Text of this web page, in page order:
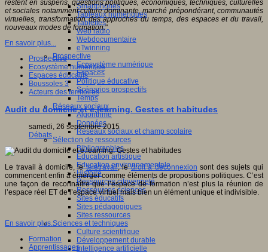
Smartphones
Tableaux numériques
Tablettes
Web radio
Webdocumentaire
eTwinning
Prospective
Ecosystème numérique
Espaces
Politique éducative
Scénarios prospectifs
Temps
Réseaux sociaux
Algorithme
Données
Réseaux sociaux et champ scolaire
Sélection de ressources
Bibliographies
Education artistique
Education environnementale
Histoire
Ressources citoyenneté
Ressources sciences
Sites éducatifs
Sites pédagogiques
Sites ressources
Sciences et techniques
Culture scientifique
Développement durable
Intelligence artificielle
restent en suspens, questions politiques, économiques, techniques, culturelles
et sociales notamment culture dominante, marché prépondérant, communautés
virtuelles, transformation des approches du temps, des espaces et du travail,
nouveaux modes de formation."
En savoir plus...
Prospective
Ecosystème numérique
Espaces éducatifs
Boussoles 3
Acteurs des territoires
Audit du domicile et e.learning. Gestes et habitudes
samedi, 26 septembre 2015
Débats
Le travail à domicile, letélétravail, ledroit à déconnexion sont des sujets qui
commencent enfin à émerger comme éléments de propositions politiques. C’est
une façon de reconnaître que l’espace de formation n’est plus la réunion de
l’espace réel ET de l’espace virtuel mais bien un élément unique et indivisible.
En savoir plus...
Formation
Apprentissages